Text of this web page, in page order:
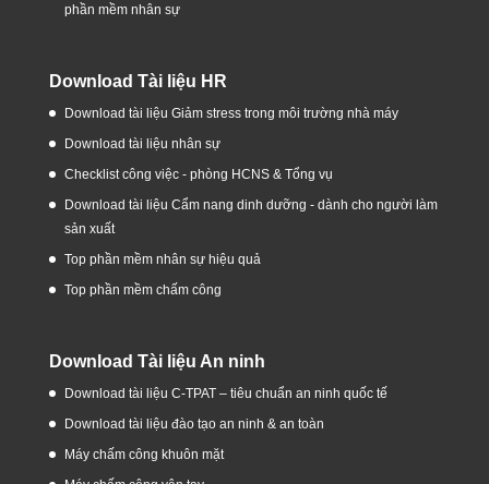
phần mềm nhân sự
Download Tài liệu HR
Download tài liệu Giảm stress trong môi trường nhà máy
Download tài liệu nhân sự
Checklist công việc - phòng HCNS & Tổng vụ
Download tài liệu Cẩm nang dinh dưỡng - dành cho người làm
sản xuất
Top phần mềm nhân sự hiệu quả
Top phần mềm chấm công
Download Tài liệu An ninh
Download tài liệu C-TPAT – tiêu chuẩn an ninh quốc tế
Download tài liệu đào tạo an ninh & an toàn
Máy chấm công khuôn mặt